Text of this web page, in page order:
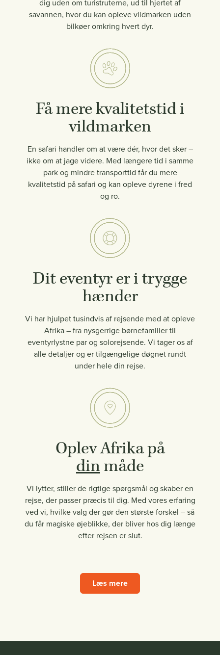
dig uden om turistruterne, ud til hjertet af
savannen, hvor du kan opleve vildmarken uden
bilkøer omkring hvert dyr.
Få mere kvalitetstid i
vildmarken
En safari handler om at være dér, hvor det sker –
ikke om at jage videre. Med længere tid i samme
park og mindre transporttid får du mere
kvalitetstid på safari og kan opleve dyrene i fred
og ro.
Dit eventyr er i trygge
hænder
Vi har hjulpet tusindvis af rejsende med at opleve
Afrika – fra nysgerrige børnefamilier til
eventyrlystne par og solorejsende. Vi tager os af
alle detaljer og er tilgængelige døgnet rundt
under hele din rejse.
Oplev Afrika på
dinmåde
Vi lytter, stiller de rigtige spørgsmål og skaber en
rejse, der passer præcis til dig. Med vores erfaring
ved vi, hvilke valg der gør den største forskel – så
du får magiske øjeblikke, der bliver hos dig længe
efter rejsen er slut.
Læs mere